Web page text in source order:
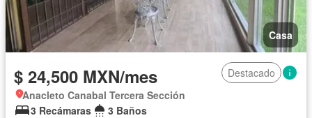
Casa
$ 24,500 MXN/mes
Destacado
Anacleto Canabal Tercera Sección
3 Recámaras
3 Baños